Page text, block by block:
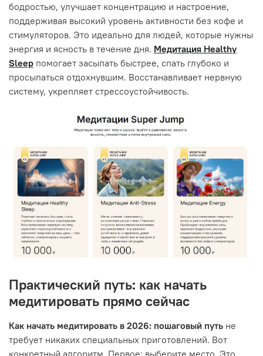
бодростью, улучшает концентрацию и настроение,
поддерживая высокий уровень активности без кофе и
стимуляторов. Это идеально для людей, которые нужны
энергия и ясность в течение дня. Медитация Healthy
Sleep помогает засыпать быстрее, спать глубоко и
просыпаться отдохнувшим. Восстанавливает нервную
систему, укрепляет стрессоустойчивость.
Практический путь: как начать
медитировать прямо сейчас
Как начать медитировать в 2026: пошаговый путь не
требует никаких специальных приготовлений. Вот
конкретный алгоритм. Первое: выберите место. Это